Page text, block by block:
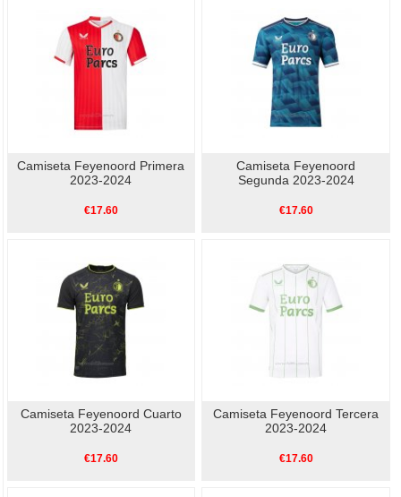
Camiseta Feyenoord Primera
2023-2024
€17.60
Camiseta Feyenoord
Segunda 2023-2024
€17.60
Camiseta Feyenoord Cuarto
2023-2024
€17.60
Camiseta Feyenoord Tercera
2023-2024
€17.60